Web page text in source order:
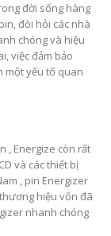
đời sống hàng
đòi hỏi các nhà
chóng và hiệu
việc đảm bảo
một yếu tố quan
, Energize còn rất
và các thiết bị
, pin Energizer
hiệu vốn đã
nhanh chóng